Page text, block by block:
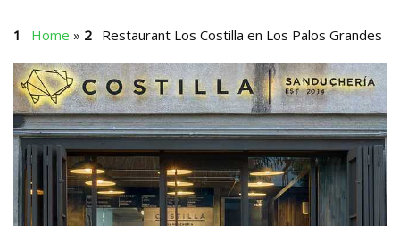
Home » Restaurant Los Costilla en Los Palos Grandes